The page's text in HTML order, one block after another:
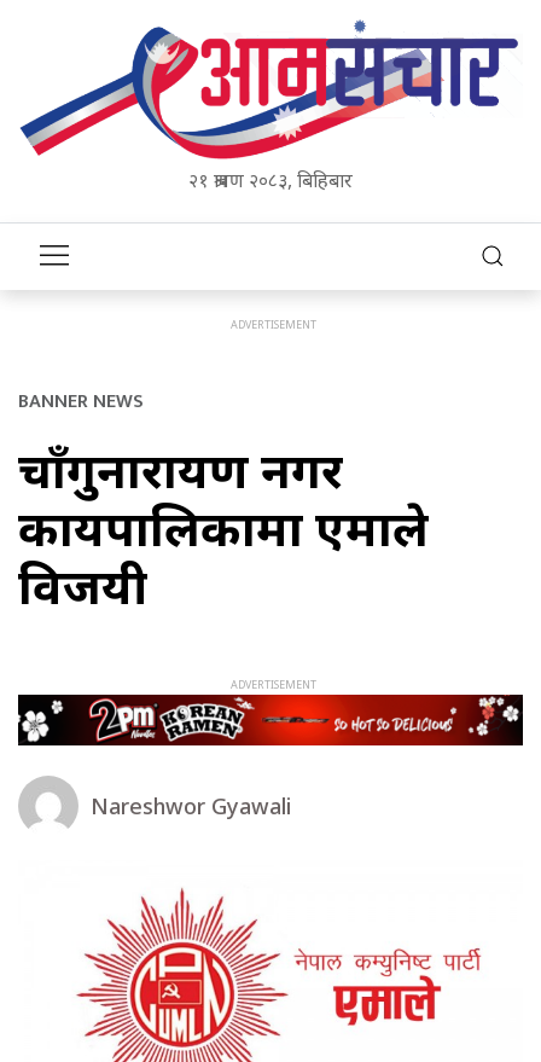
२१ श्रावण २०८३, बिहिबार
BANNER NEWS
चाँगुनारायण नगर
कार्यपालिकामा एमाले
विजयी
Nareshwor Gyawali